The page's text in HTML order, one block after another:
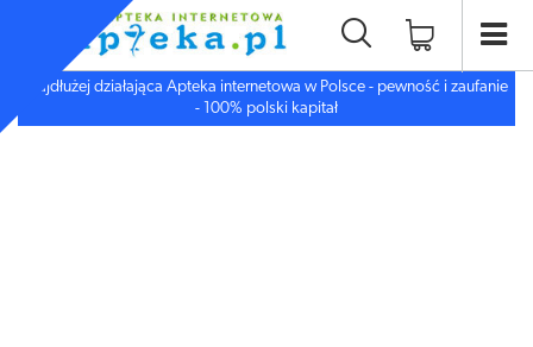
Najdłużej działająca Apteka internetowa w Polsce - pewność i zaufanie
- 100% polski kapitał